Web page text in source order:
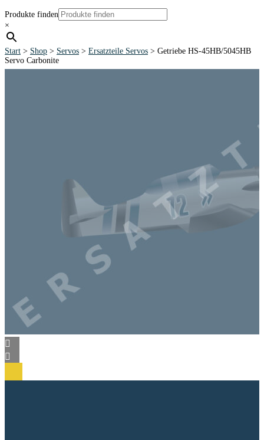
Produkte finden
×
Start > Shop > Servos > Ersatzteile Servos > Getriebe HS-45HB/5045HB
Servo Carbonite